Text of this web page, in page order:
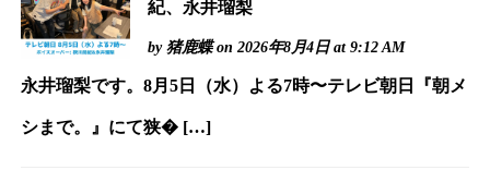
紀、永井瑠梨
by猪鹿蝶on 2026年8月4日 at 9:12 AM
永井瑠梨です。8月5日（水）よる7時〜テレビ朝日『朝メ
シまで。』にて狭� […]